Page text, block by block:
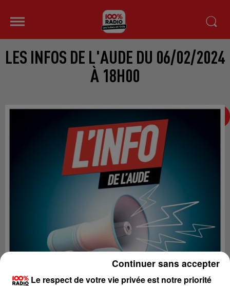
LES INFOS DE L'AUDE DU 06/02/2024
À 18H00
Le respect de votre vie privée est notre priorité
Continuer sans accepter